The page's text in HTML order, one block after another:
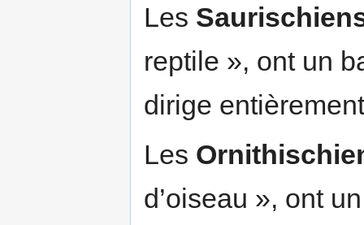
Les
reptile », ont un
dirige
Les
d’oiseau », ont